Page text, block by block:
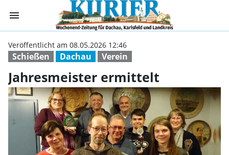
menu Jahresmeister
Schießen Dachau Verein
Veröffentlicht am 08.05.2026 12:46
Jahresmeister ermittelt